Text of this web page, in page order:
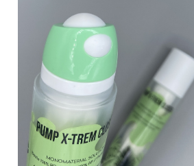
pump -
La pompe XTrem est une
PP sans métal
pompes traditionnelles
le marché cosmétique.